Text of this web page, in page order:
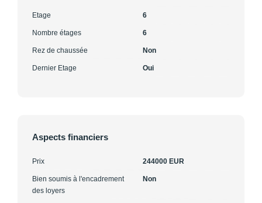
Etage 6
Nombre étages 6
Rez de chaussée Non
Dernier Etage Oui
Aspects financiers
Prix 244000 EUR
Bien soumis à l'encadrement
des loyers
Non